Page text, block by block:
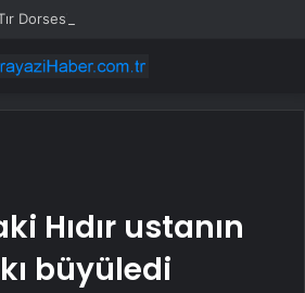
Dorsesi Kamyonetin Üzerine Devrildi
Hıdır ustanın
büyüledi